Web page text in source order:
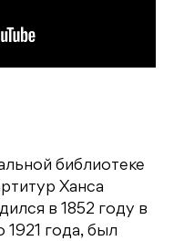
библиотеке
Ханса
в 1852 году в
года, был